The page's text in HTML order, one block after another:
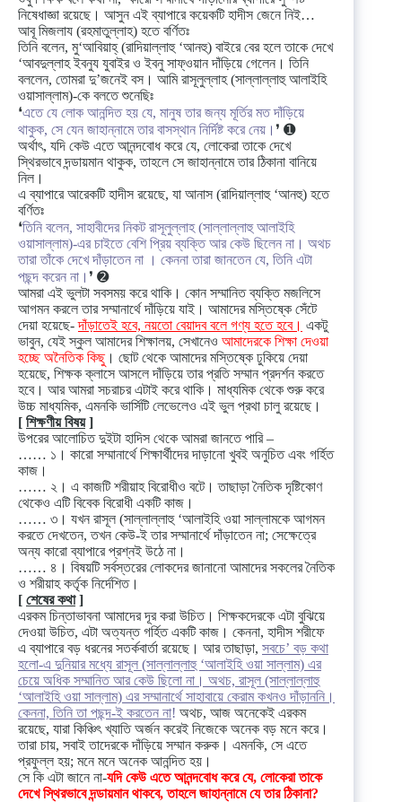
নিষেধাজ্ঞা রয়েছে। আসুন এই ব্যাপারে কয়েকটি হাদীস জেনে নিই…
আবূ মিজলায (রহমাতুল্লাহ) হতে বর্ণিতঃ
তিনি বলেন, মু‘আবিয়াহ্‌ (রাদিয়াল্লাহু ‘আনহু) বাইরে বের হলে তাকে দেখে
‘আবদুল্লাহ ইবনুয যুবাইর ও ইবনু সাফ্‌ওয়ান দাঁড়িয়ে গেলেন। তিনি
বললেন, তোমরা দু’জনেই বস। আমি রাসূলুল্লাহ (সাল্লাল্লাহু আলাইহি
ওয়াসাল্লাম)-কে বলতে শুনেছিঃ
❛এতে যে লোক আনন্দিত হয় যে, মানুষ তার জন্য মূর্তির মত দাঁড়িয়ে
থাকুক, সে যেন জাহান্নামে তার বাসস্থান নির্দিষ্ট করে নেয়। ❜ ➊
অর্থাৎ, যদি কেউ এতে আনন্দবোধ করে যে, লোকেরা তাকে দেখে
স্থিরভাবে দন্ডায়মান থাকুক, তাহলে সে জাহান্নামে তার ঠিকানা বানিয়ে
নিল।
এ ব্যাপারে আরেকটি হাদীস রয়েছে, যা আনাস (রাদিয়াল্লাহু ‘আনহু) হতে
বর্ণিতঃ
❛তিনি বলেন, সাহাবীদের নিকট রাসূলুল্লাহ (সাল্লাল্লাহু আলাইহি
ওয়াসাল্লাম)-এর চাইতে বেশি প্রিয় ব্যক্তি আর কেউ ছিলেন না। অথচ
তারা তাঁকে দেখে দাঁড়াতেন না । কেননা তারা জানতেন যে, তিনি এটা
পছন্দ করেন না। ❜ ➋
আমরা এই ভুলটা সবসময় করে থাকি। কোন সম্মানিত ব্যক্তি মজলিসে
আগমন করলে তার সম্মানার্থে দাঁড়িয়ে যাই। আমাদের মস্তিষ্কে সেঁটে
দেয়া হয়েছে-দাঁড়াতেই হবে, নয়তো বেয়াদব বলে গণ্য হতে হবে। একটু
ভাবুন, যেই স্কুল আমাদের শিক্ষালয়, সেখানেও আমাদেরকে শিক্ষা দেওয়া
হচ্ছে অনৈতিক কিছু। ছোট থেকে আমাদের মস্তিষ্কে ঢুকিয়ে দেয়া
হয়েছে, শিক্ষক ক্লাসে আসলে দাঁড়িয়ে তার প্রতি সম্মান প্রদর্শন করতে
হবে। আর আমরা সচরাচর এটাই করে থাকি। মাধ্যমিক থেকে শুরু করে
উচ্চ মাধ্যমিক, এমনকি ভার্সিটি লেভেলেও এই ভুল প্রথা চালু রয়েছে।
[ শিক্ষণীয় বিষয়]
উপরের আলোচিত দুইটা হাদিস থেকে আমরা জানতে পারি –
…… ১। কারো সম্মানার্থে শিক্ষার্থীদের দাড়ানো খুবই অনুচিত এবং গর্হিত
কাজ।
…… ২। এ কাজটি শরীয়াহ বিরোধীও বটে। তাছাড়া নৈতিক দৃষ্টিকোণ
থেকেও এটি বিবেক বিরোধী একটি কাজ।
…… ৩। যখন রাসূল (সাল্লাল্লাহু ‘আলাইহি ওয়া সাল্লামকে আগমন
করতে দেখতেন, তখন কেউ-ই তার সম্মানার্থে দাঁড়াতেন না; সেক্ষেত্রে
অন্য কারো ব্যাপারে প্রশ্নই উঠে না।
…… ৪। বিষয়টি সর্বস্তরের লোকদের জানানো আমাদের সকলের নৈতিক
ও শরীয়াহ কর্তৃক নির্দেশিত।
[ শেষের কথা]
এরকম চিন্তাভাবনা আমাদের দূর করা উচিত। শিক্ষকদেরকে এটা বুঝিয়ে
দেওয়া উচিত, এটা অত্যন্ত গর্হিত একটি কাজ। কেননা, হাদীস শরীফে
এ ব্যাপারে বড় ধরনের সতর্কবার্তা রয়েছে। আর তাছাড়া, সবচে’ বড় কথা
হলো-এ দুনিয়ার মধ্যে রাসূল (সাল্লাল্লাহু ‘আলাইহি ওয়া সাল্লাম) এর
চেয়ে অধিক সম্মানিত আর কেউ ছিলো না। অথচ, রাসূল (সাল্লাল্লাহু
‘আলাইহি ওয়া সাল্লাম) এর সম্মানার্থে সাহাবায়ে কেরাম কখনও দাঁড়াননি।
কেননা, তিনি তা পছন্দ-ই করতেন না! অথচ, আজ অনেকেই এরকম
রয়েছে, যারা কিঞ্চিৎ খ্যাতি অর্জন করেই নিজেকে অনেক বড় মনে করে।
তারা চায়, সবাই তাদেরকে দাঁড়িয়ে সম্মান করুক। এমনকি, সে এতে
প্রফুল্ল হয়; মনে মনে অনেক আনন্দিত হয়।
সে কি এটা জানে না-যদি কেউ এতে আনন্দবোধ করে যে, লোকেরা তাকে
দেখে স্থিরভাবে দন্ডায়মান থাকবে, তাহলে জাহান্নামে যে তার ঠিকানা?